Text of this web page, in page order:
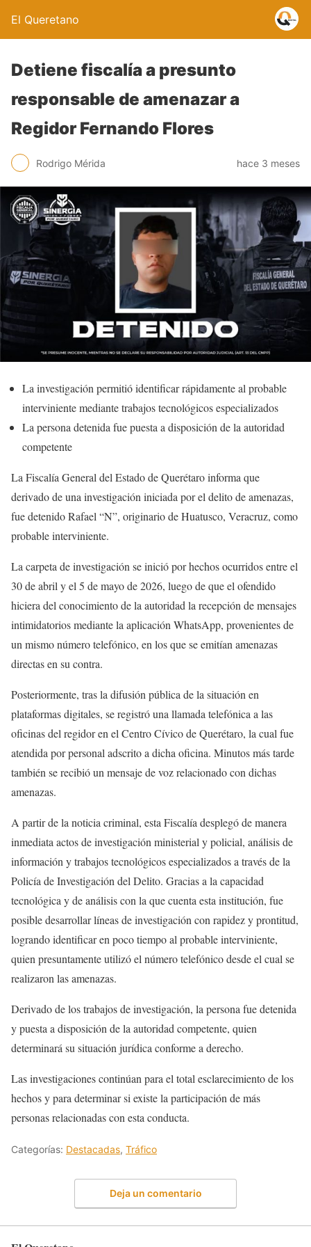
El Queretano
Detiene fiscalía a presunto
responsable de amenazar a
Regidor Fernando Flores
Rodrigo Mérida hace 3 meses
La investigación permitió identificar rápidamente al probable
interviniente mediante trabajos tecnológicos especializados
La persona detenida fue puesta a disposición de la autoridad
competente
La Fiscalía General del Estado de Querétaro informa que
derivado de una investigación iniciada por el delito de amenazas,
fue detenido Rafael “N”, originario de Huatusco, Veracruz, como
probable interviniente.
La carpeta de investigación se inició por hechos ocurridos entre el
30 de abril y el 5 de mayo de 2026, luego de que el ofendido
hiciera del conocimiento de la autoridad la recepción de mensajes
intimidatorios mediante la aplicación WhatsApp, provenientes de
un mismo número telefónico, en los que se emitían amenazas
directas en su contra.
Posteriormente, tras la difusión pública de la situación en
plataformas digitales, se registró una llamada telefónica a las
oficinas del regidor en el Centro Cívico de Querétaro, la cual fue
atendida por personal adscrito a dicha oficina. Minutos más tarde
también se recibió un mensaje de voz relacionado con dichas
amenazas.
A partir de la noticia criminal, esta Fiscalía desplegó de manera
inmediata actos de investigación ministerial y policial, análisis de
información y trabajos tecnológicos especializados a través de la
Policía de Investigación del Delito. Gracias a la capacidad
tecnológica y de análisis con la que cuenta esta institución, fue
posible desarrollar líneas de investigación con rapidez y prontitud,
logrando identificar en poco tiempo al probable interviniente,
quien presuntamente utilizó el número telefónico desde el cual se
realizaron las amenazas.
Derivado de los trabajos de investigación, la persona fue detenida
y puesta a disposición de la autoridad competente, quien
determinará su situación jurídica conforme a derecho.
Las investigaciones continúan para el total esclarecimiento de los
hechos y para determinar si existe la participación de más
personas relacionadas con esta conducta.
Categorías: Destacadas, Tráfico
Deja un comentario